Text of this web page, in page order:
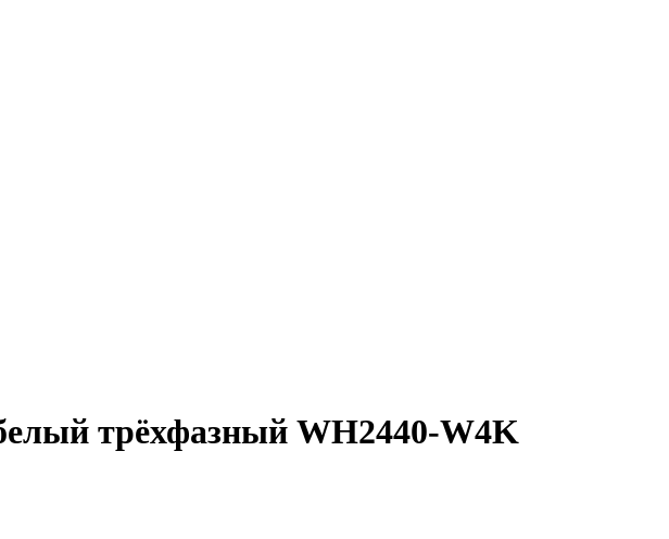
трёхфазный WH2440-W4K